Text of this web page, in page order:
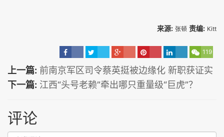
来源: 张顿 责编: Kitt
119
上一篇: 前南京军区司令蔡英挺被边缘化 新职获证实
下一篇: 江西“头号老赖”牵出哪只重量级“巨虎”？
评论